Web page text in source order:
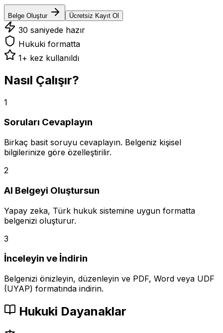
Belge Oluştur Ücretsiz Kayıt Ol
30 saniyede hazır
Hukuki formatta
1+ kez kullanıldı
Nasıl Çalışır?
1
Soruları Cevaplayın
Birkaç basit soruyu cevaplayın. Belgeniz kişisel
bilgilerinize göre özelleştirilir.
2
AI Belgeyi Oluştursun
Yapay zeka, Türk hukuk sistemine uygun formatta
belgenizi oluşturur.
3
İnceleyin ve İndirin
Belgenizi önizleyin, düzenleyin ve PDF, Word veya UDF
(UYAP) formatında indirin.
Hukuki Dayanaklar